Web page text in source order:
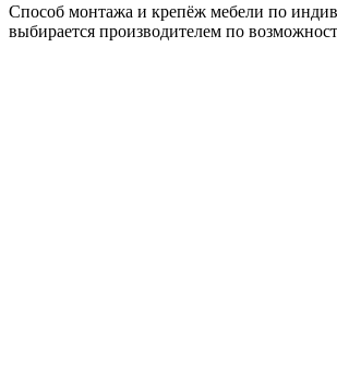
Способ монтажа и крепёж мебели по
выбирается производителем по